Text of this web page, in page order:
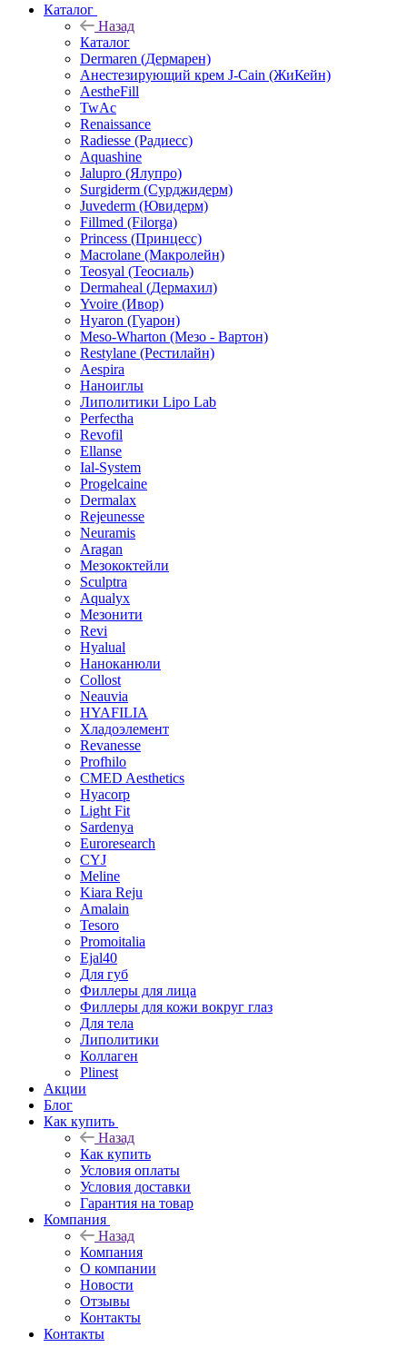
Каталог
Назад
Каталог
Dermaren (Дермарен)
Анестезирующий крем J-Cain (ЖиКейн)
AestheFill
TwAc
Renaissance
Radiesse (Радиесс)
Aquashine
Jalupro (Ялупро)
Surgiderm (Сурджидерм)
Juvederm (Ювидерм)
Fillmed (Filorga)
Princess (Принцесс)
Macrolane (Макролейн)
Teosyal (Теосиаль)
Dermaheal (Дермахил)
Yvoire (Ивор)
Hyaron (Гуарон)
Meso-Wharton (Мезо - Вартон)
Restylane (Рестилайн)
Aespira
Наноиглы
Липолитики Lipo Lab
Perfectha
Revofil
Ellanse
Ial-System
Progelcaine
Dermalax
Rejeunesse
Neuramis
Aragan
Мезококтейли
Sculptra
Aqualyx
Мезонити
Revi
Hyalual
Наноканюли
Collost
Neauvia
HYAFILIA
Хладоэлемент
Revanesse
Profhilo
CMED Aesthetics
Hyacorp
Light Fit
Sardenya
Euroresearch
CYJ
Meline
Kiara Reju
Amalain
Tesoro
Promoitalia
Ejal40
Для губ
Филлеры для лица
Филлеры для кожи вокруг глаз
Для тела
Липолитики
Коллаген
Plinest
Акции
Блог
Как купить
Назад
Как купить
Условия оплаты
Условия доставки
Гарантия на товар
Компания
Назад
Компания
О компании
Новости
Отзывы
Контакты
Контакты